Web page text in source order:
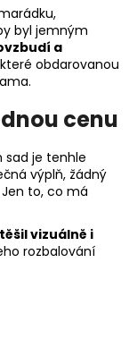
byl jemným
a
obdarovanou
cenu
sad je tenhle
výplň, žádný
to, co má
vizuálně i
rozbalování